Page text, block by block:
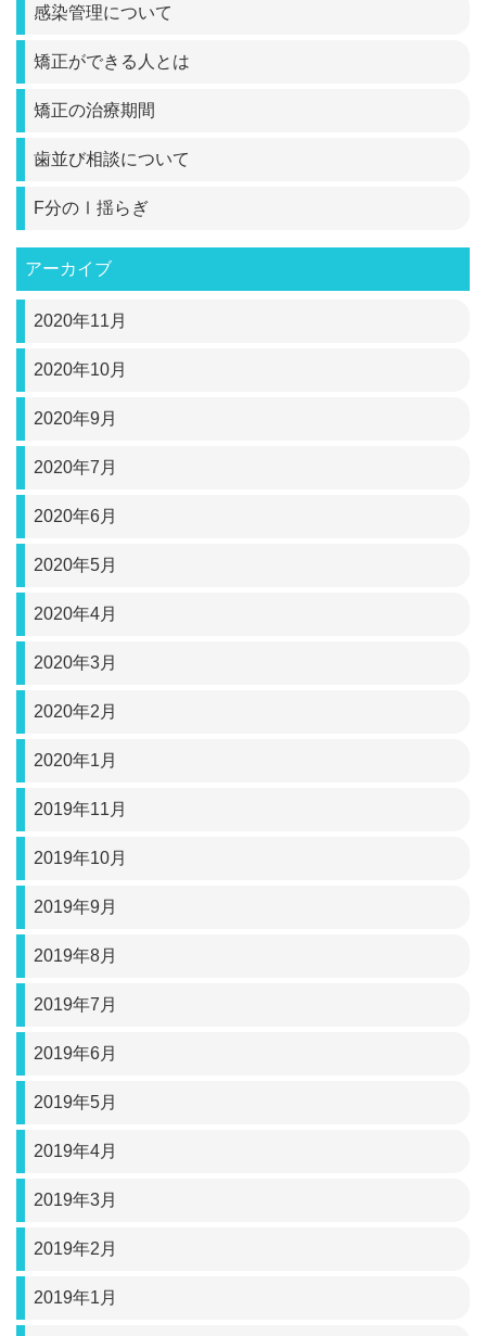
感染管理について
矯正ができる人とは
矯正の治療期間
歯並び相談について
F分のⅠ揺らぎ
アーカイブ
2020年11月
2020年10月
2020年9月
2020年7月
2020年6月
2020年5月
2020年4月
2020年3月
2020年2月
2020年1月
2019年11月
2019年10月
2019年9月
2019年8月
2019年7月
2019年6月
2019年5月
2019年4月
2019年3月
2019年2月
2019年1月